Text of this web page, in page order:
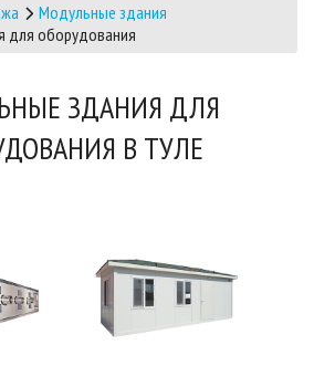
Модульные здания
для оборудования
ЗДАНИЯ ДЛЯ
В ТУЛЕ